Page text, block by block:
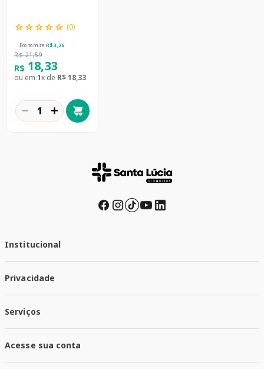
☆☆☆☆☆ (0)
Economize R$ 3,26
R$ 21,59
R$ 18,33
ou em 1x de R$18,33
＋
－
Institucional
Trabalhe conosco
Responsabilidade Social
Nossas Lojas
Privacidade
Política de Entrega
Trocas e Devoluções
Serviços
Santa Mais Exames
Santa Mais Serviços
Acesse sua conta